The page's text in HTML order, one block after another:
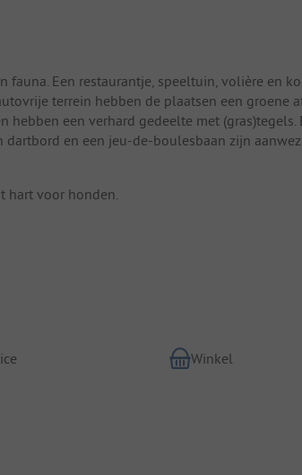
fauna. Een restaurantje, speeltuin, volière en
terrein hebben de plaatsen een groene
een verhard gedeelte met (gras)tegels.
en een jeu-de-boulesbaan zijn
hart voor honden.
Winkel